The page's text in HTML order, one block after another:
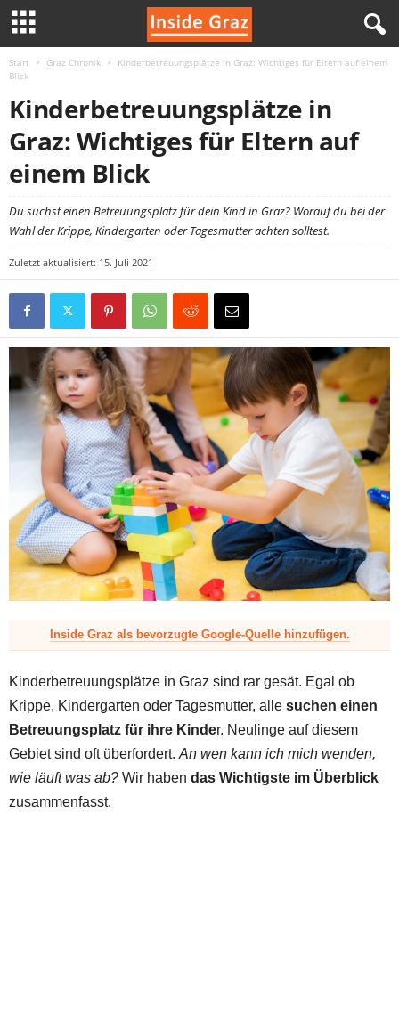
r
Start Graz Chronik
Kinderbetreuungsplätze in Graz: Wichtiges für Eltern auf einem
Blick
Kinderbetreuungsplätze in
Graz: Wichtiges für Eltern auf
einem Blick
Du suchst einen Betreuungsplatz für dein Kind in Graz? Worauf du bei der
Wahl der Krippe, Kindergarten oder Tagesmutter achten solltest.
Zuletzt aktualisiert: 15. Juli 2021
Inside Graz als bevorzugte Google-Quelle hinzufügen.
Kinderbetreuungsplätze in Graz sind rar gesät. Egal ob
Krippe, Kindergarten oder Tagesmutter, alle suchen einen
Betreuungsplatz für ihre Kinder. Neulinge auf diesem
Gebiet sind oft überfordert. An wen kann ich mich wenden,
wie läuft was ab? Wir haben das Wichtigste im Überblick
zusammenfasst.